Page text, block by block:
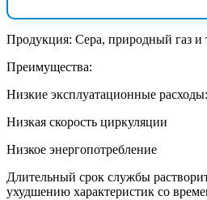
Продукция: Сера, природный газ и
Преимущества:
Низкие эксплуатационные расходы:
Низкая скорость циркуляции
Низкое энергопотребление
Длительный срок службы
ухудшению характеристик со